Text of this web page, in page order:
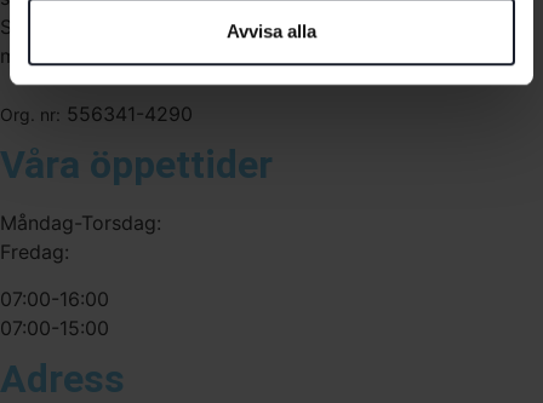
Avvisa alla
Sverige. Av oss får du professionell service av
medarbetare med gedigen erfarenhet.
Org. nr: 556341-4290
Våra öppettider
Måndag-Torsdag:
Fredag:
07:00-16:00
07:00-15:00
Adress